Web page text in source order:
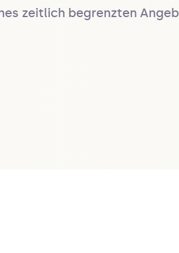
zeitlich begrenzten